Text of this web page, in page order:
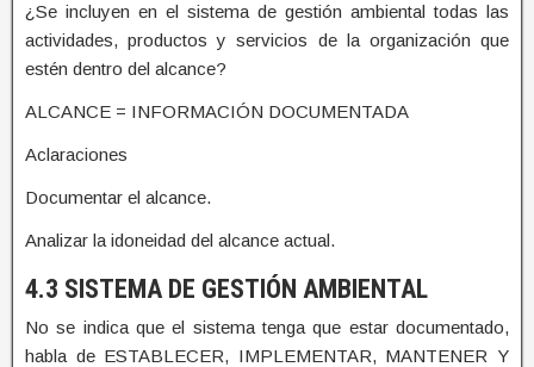
¿Se incluyen en el sistema de gestión ambiental todas las
actividades, productos y servicios de la organización que
estén dentro del alcance?
ALCANCE = INFORMACIÓN DOCUMENTADA
Aclaraciones
Documentar el alcance.
Analizar la idoneidad del alcance actual.
4.3 SISTEMA DE GESTIÓN AMBIENTAL
No se indica que el sistema tenga que estar documentado,
habla de ESTABLECER, IMPLEMENTAR, MANTENER Y